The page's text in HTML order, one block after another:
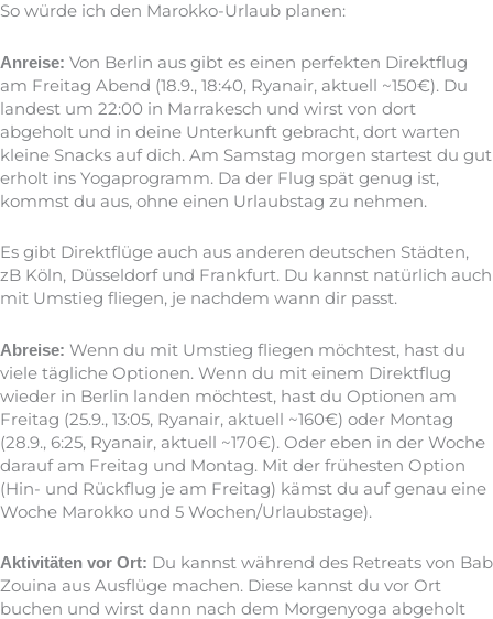
So würde ich den Marokko-Urlaub planen:
Anreise: Von Berlin aus gibt es einen perfekten Direktflug
am Freitag Abend (18.9., 18:40, Ryanair, aktuell ~150€). Du
landest um 22:00 in Marrakesch und wirst von dort
abgeholt und in deine Unterkunft gebracht, dort warten
kleine Snacks auf dich. Am Samstag morgen startest du gut
erholt ins Yogaprogramm. Da der Flug spät genug ist,
kommst du aus, ohne einen Urlaubstag zu nehmen.
Es gibt Direktflüge auch aus anderen deutschen Städten,
zB Köln, Düsseldorf und Frankfurt. Du kannst natürlich auch
mit Umstieg fliegen, je nachdem wann dir passt.
Abreise: Wenn du mit Umstieg fliegen möchtest, hast du
viele tägliche Optionen. Wenn du mit einem Direktflug
wieder in Berlin landen möchtest, hast du Optionen am
Freitag (25.9., 13:05, Ryanair, aktuell ~160€) oder Montag
(28.9., 6:25, Ryanair, aktuell ~170€). Oder eben in der Woche
darauf am Freitag und Montag. Mit der frühesten Option
(Hin- und Rückflug je am Freitag) kämst du auf genau eine
Woche Marokko und 5 Wochen/Urlaubstage).
Aktivitäten vor Ort: Du kannst während des Retreats von Bab
Zouina aus Ausflüge machen. Diese kannst du vor Ort
buchen und wirst dann nach dem Morgenyoga abgeholt